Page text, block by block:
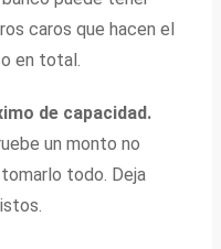
caros que hacen el
en total.
de capacidad.
un monto no
todo. Deja